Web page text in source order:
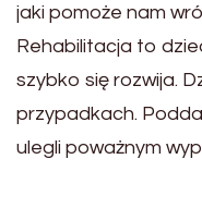
jaki pomoże nam
Rehabilitacja to
szybko się rozwija.
przypadkach.
ulegli poważnym